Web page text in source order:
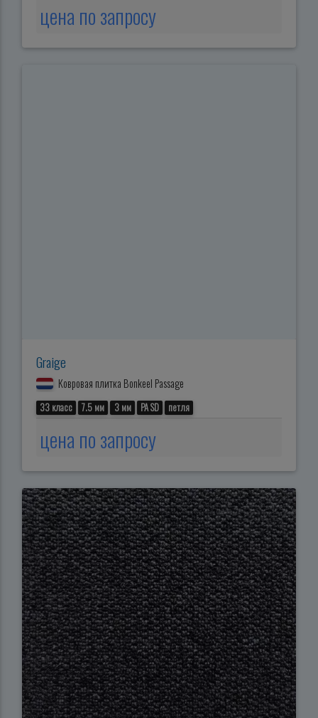
цена по запросу
Graige
Ковровая плитка Bonkeel Passage
33 класс 7.5 мм 3 мм PA SD петля
цена по запросу